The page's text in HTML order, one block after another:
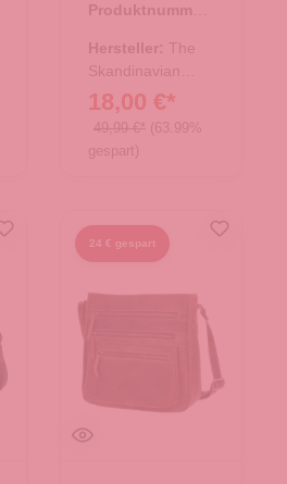
Umhängetasche
Produktnummer:
Hersteller: The
Skandinavian
Brand
18,00 €*
49,99 €* (63.99%
gespart)
24 € gespart